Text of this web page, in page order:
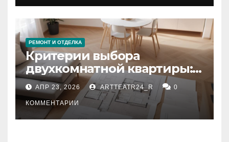
РЕМОНТ И ОТДЕЛКА
Критерии выбора
двухкомнатной квартиры:
планировка, площадь,
состояние и документация
АПР 23, 2026 ARTTEATR24_R 0
КОММЕНТАРИИ